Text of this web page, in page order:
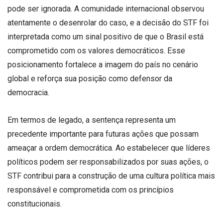
pode ser ignorada. A comunidade internacional observou
atentamente o desenrolar do caso, e a decisão do STF foi
interpretada como um sinal positivo de que o Brasil está
comprometido com os valores democráticos. Esse
posicionamento fortalece a imagem do país no cenário
global e reforça sua posição como defensor da
democracia.
Em termos de legado, a sentença representa um
precedente importante para futuras ações que possam
ameaçar a ordem democrática. Ao estabelecer que líderes
políticos podem ser responsabilizados por suas ações, o
STF contribui para a construção de uma cultura política mais
responsável e comprometida com os princípios
constitucionais.